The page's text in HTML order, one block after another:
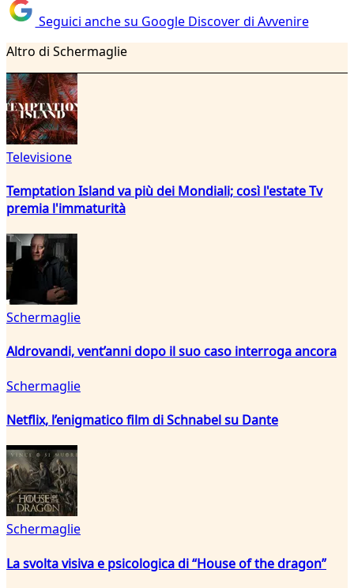
Seguici anche su Google Discover di Avvenire
Altro di Schermaglie
Televisione
Temptation Island va più dei Mondiali; così l'estate Tv
premia l'immaturità
Schermaglie
Aldrovandi, vent’anni dopo il suo caso interroga ancora
Schermaglie
Netflix, l’enigmatico film di Schnabel su Dante
Schermaglie
La svolta visiva e psicologica di “House of the dragon”